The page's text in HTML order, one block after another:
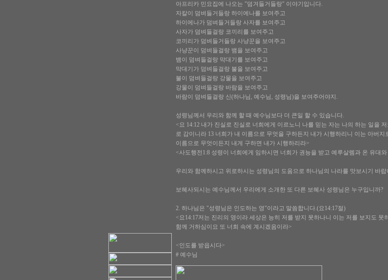
아프리카 민요집에 나오는 "덤겨들거들랑" 이야기입니다.
자칼이 덤벼들거들랑 하이에나를 보여주고
하이에나가 덤벼들거들랑 사자를 보여주고
사자가 덤벼들걸랑 코끼리를 보여주고
코끼리가 덤벼들거들랑 사냥꾼을 보여주고
사냥꾼이 덤벼들걸랑 뱀을 보여주고
뱀이 덤벼들걸랑 막대기를 보여주고
막대기가 덤벼들걸랑 불을 보여주고
불이 덤벼들걸랑 강물을 보여주고
강물이 덤벼들걸랑 바람을 보여주고
바람이 덤벼들걸랑 신(하나님, 예수님, 성령님)을 보여주어야지.
성령님께서 우리와 함께 할 때 예수님보다 더 큰일 할 수 있습니다.
<요 14:12 내가 진실로 진실로 너희에게 이르노니 나를 믿는 자는 나의 하는 일을
로 감이니라 13 너희가 내 이름으로 무엇을 구하든지 내가 시행하리니 이는 아버
이름으로 무엇이든지 내게 구하면 내가 시행하리라>
<사도행전1:8 성령이 너희에게 임하시면 너희가 권능을 받고 예루살렘과 온 유대
우리와 함께하시고 위로하시는 성령님의 도움으로 하나님의 나라를 맛보시기 바랍
보혜사되시는 예수님께서 우리에게 소개한 또 다른 보혜사 성령님은 누구입니까?
2. 하나님은 "성령님은 인도하는 영"이라고 말씀합니다.(요14:17절)
<요14:17저는 진리의 영이라 세상은 능히 저를 받지 못하나니 이는 저를 보지도
함께 거하심이요 또 너희 속에 계시겠음이라>
<인도를 받읍시다>
# 예수님